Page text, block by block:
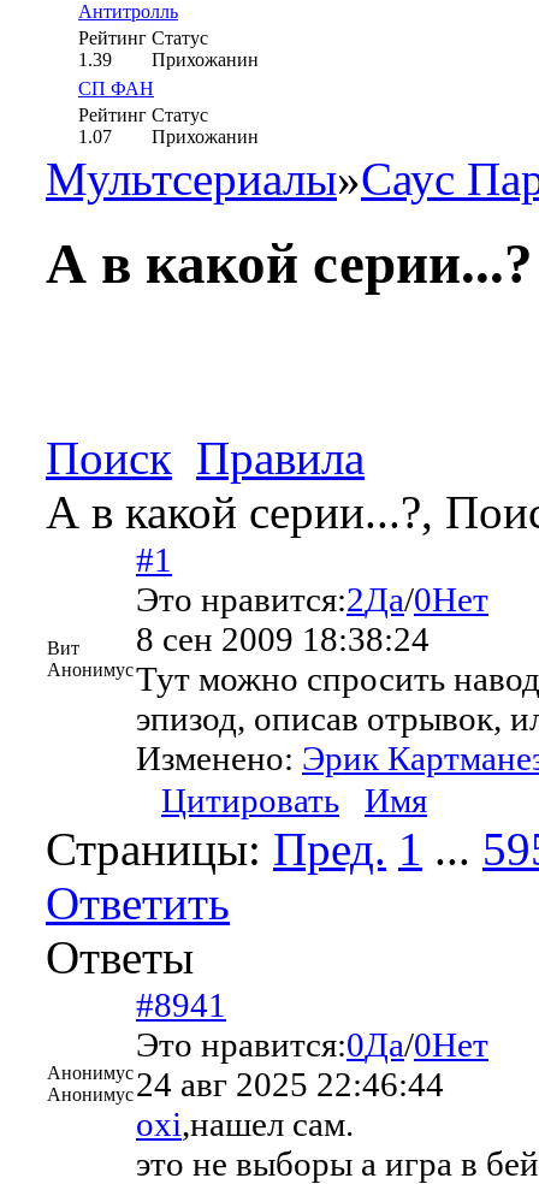
Антитролль
Рейтинг
1.39
Статус
Прихожанин
СП ФАН
Рейтинг
1.07
Статус
Прихожанин
Мультсериалы»Саус
А в какой серии...?
Поиск Правила
А в какой серии...?,
Вит
Анонимус
#1
Это нравится:2Да/0Нет
8 сен 2009 18:38:24
Тут можно спросить
эпизод, описав отрывок,
Изменено: Эрик
Цитировать
Имя
Страницы: Пред. 1 ...
Ответить
Ответы
Анонимус
Анонимус
#8941
Это нравится:0Да/0Нет
24 авг 2025 22:46:44
oxi,нашел сам.
это не выборы а игра в